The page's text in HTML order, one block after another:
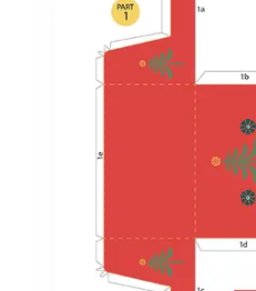
Mantiene a los niños
Sneaks in STEAM:
Listo para el aula o el